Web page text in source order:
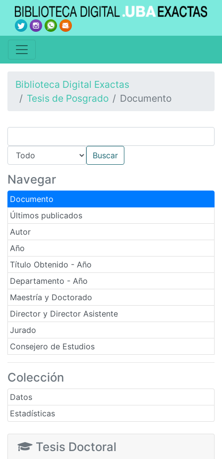
Biblioteca Digital Exactas
Tesis de Posgrado
Documento
Navegar
Documento
Últimos publicados
Autor
Año
Título Obtenido - Año
Departamento - Año
Maestría y Doctorado
Director y Director Asistente
Jurado
Consejero de Estudios
Colección
Datos
Estadísticas
Tesis Doctoral